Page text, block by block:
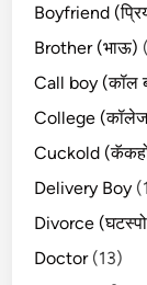
Boyfriend
Brother (भाऊ)
Call boy (कॉल
College
Cuckold
Delivery Boy
Divorce
Doctor(13)